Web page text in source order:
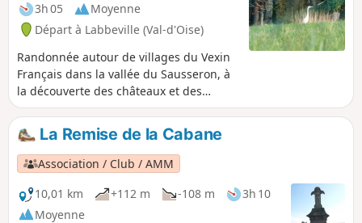
3h 05
Moyenne
Départ à Labbeville (Val-d'Oise)
Randonnée autour de villages du Vexin
Français dans la vallée du Sausseron, à
la découverte des châteaux et des
maisons de maîtres.
La Remise de la Cabane
Association / Club / AMM
10,01 km
+112 m -108 m
3h 10
Moyenne